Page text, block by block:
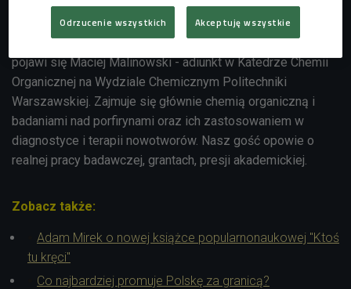
Dlaczego wielu zdolnych ludzi rezygnuje z kariery
akademickiej albo wyjeżdża za granicę? W naszym studiu
pojawi się Maciej Malinowski - adiunkt w Katedrze Chemii
Organicznej na Wydziale Chemicznym Politechniki
Warszawskiej. Zajmuje się głównie chemią organiczną i
badaniami nad porfirynami oraz ich zastosowaniem w
diagnostyce i terapii nowotworów. Nasz gość opowie o
realnej pracy badawczej, grantach, presji akademickiej.
Zobacz także:
Adam Mirek o nowej książce popularnonaukowej "Ktoś
tu kręci"
Co najbardziej promuje Polskę za granicą?
Odrzucenie wszystkich Akceptuję wszystkie